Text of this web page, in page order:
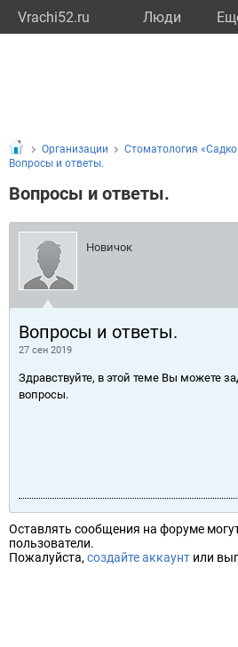
Vrachi52.ru Люди
Организации Стоматология
Вопросы и ответы.
Вопросы и ответы.
Новичок
Вопросы и ответы.
27 сен 2019
Здравствуйте, в этой теме Вы можете
вопросы.
Оставлять сообщения на форуме
пользователи.
Пожалуйста, создайте аккаунт или